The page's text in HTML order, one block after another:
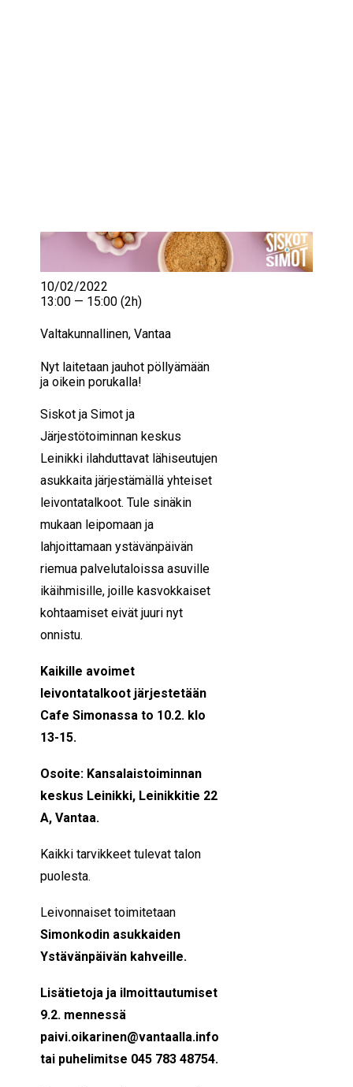
Nyt laitetaan jauhot pöllyämään
ja oikein porukalla!
Siskot ja Simot ja
Järjestötoiminnan keskus
Leinikki ilahduttavat lähiseutujen
asukkaita järjestämällä yhteiset
leivontatalkoot. Tule sinäkin
mukaan leipomaan ja
lahjoittamaan ystävänpäivän
riemua palvelutaloissa asuville
ikäihmisille, joille kasvokkaiset
kohtaamiset eivät juuri nyt
onnistu.
Kaikille avoimet
leivontatalkoot järjestetään
Cafe Simonassa to 10.2. klo
13-15.
Osoite: Kansalaistoiminnan
keskus Leinikki, Leinikkitie 22
A, Vantaa.
Kaikki tarvikkeet tulevat talon
puolesta.
Leivonnaiset toimitetaan
Simonkodin asukkaiden
Ystävänpäivän kahveille.
Lisätietoja ja ilmoittautumiset
9.2. mennessä
paivi.oikarinen@vantaalla.info
tai puhelimitse 045 783 48754.
10/02/2022
13:00 — 15:00 (2h)
Valtakunnallinen, Vantaa